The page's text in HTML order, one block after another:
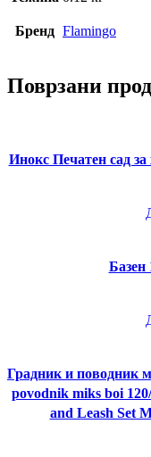
Бренд Flamingo
Поврзани
Инокс Печатен сад
Базен
Градник и поводник
povodnik miks boi
and Leash Set